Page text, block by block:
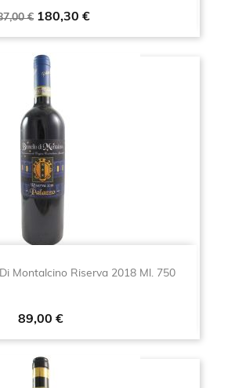
€ Prezzo
180,30 €
Montalcino Riserva 2018 Ml. 750
Prezzo
89,00 €